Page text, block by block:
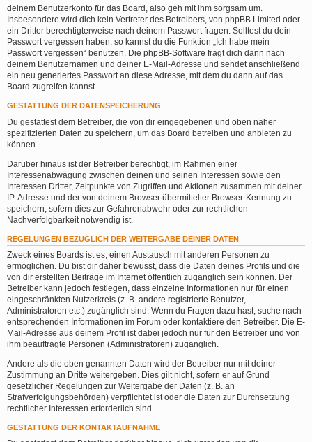
deinem Benutzerkonto für das Board, also geh mit ihm sorgsam um.
Insbesondere wird dich kein Vertreter des Betreibers, von phpBB Limited oder
ein Dritter berechtigterweise nach deinem Passwort fragen. Solltest du dein
Passwort vergessen haben, so kannst du die Funktion „Ich habe mein
Passwort vergessen“ benutzen. Die phpBB-Software fragt dich dann nach
deinem Benutzernamen und deiner E-Mail-Adresse und sendet anschließend
ein neu generiertes Passwort an diese Adresse, mit dem du dann auf das
Board zugreifen kannst.
GESTATTUNG DER DATENSPEICHERUNG
Du gestattest dem Betreiber, die von dir eingegebenen und oben näher
spezifizierten Daten zu speichern, um das Board betreiben und anbieten zu
können.
Darüber hinaus ist der Betreiber berechtigt, im Rahmen einer
Interessenabwägung zwischen deinen und seinen Interessen sowie den
Interessen Dritter, Zeitpunkte von Zugriffen und Aktionen zusammen mit deiner
IP-Adresse und der von deinem Browser übermittelter Browser-Kennung zu
speichern, sofern dies zur Gefahrenabwehr oder zur rechtlichen
Nachverfolgbarkeit notwendig ist.
REGELUNGEN BEZÜGLICH DER WEITERGABE DEINER DATEN
Zweck eines Boards ist es, einen Austausch mit anderen Personen zu
ermöglichen. Du bist dir daher bewusst, dass die Daten deines Profils und die
von dir erstellten Beiträge im Internet öffentlich zugänglich sein können. Der
Betreiber kann jedoch festlegen, dass einzelne Informationen nur für einen
eingeschränkten Nutzerkreis (z. B. andere registrierte Benutzer,
Administratoren etc.) zugänglich sind. Wenn du Fragen dazu hast, suche nach
entsprechenden Informationen im Forum oder kontaktiere den Betreiber. Die E-
Mail-Adresse aus deinem Profil ist dabei jedoch nur für den Betreiber und von
ihm beauftragte Personen (Administratoren) zugänglich.
Andere als die oben genannten Daten wird der Betreiber nur mit deiner
Zustimmung an Dritte weitergeben. Dies gilt nicht, sofern er auf Grund
gesetzlicher Regelungen zur Weitergabe der Daten (z. B. an
Strafverfolgungsbehörden) verpflichtet ist oder die Daten zur Durchsetzung
rechtlicher Interessen erforderlich sind.
GESTATTUNG DER KONTAKTAUFNAHME